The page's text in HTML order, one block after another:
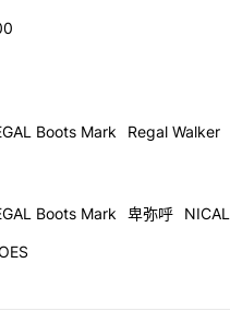
Boots Mark
Regal Walker
Boots Mark 卑弥呼 NICAL